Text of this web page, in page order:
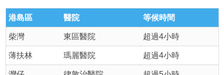
港島區 醫院 等候時間
柴灣 東區醫院 超過4小時
薄扶林 瑪麗醫院 超過4小時